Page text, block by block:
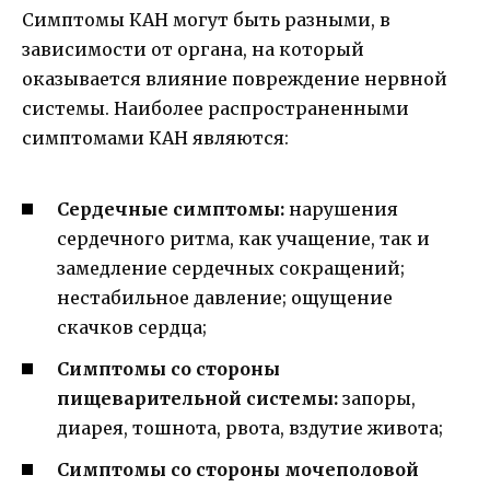
Симптомы КАН могут быть разными, в
зависимости от органа, на который
оказывается влияние повреждение нервной
системы. Наиболее распространенными
симптомами КАН являются:
Сердечные симптомы: нарушения
сердечного ритма, как учащение, так и
замедление сердечных сокращений;
нестабильное давление; ощущение
скачков сердца;
Симптомы со стороны
пищеварительной системы: запоры,
диарея, тошнота, рвота, вздутие живота;
Симптомы со стороны мочеполовой